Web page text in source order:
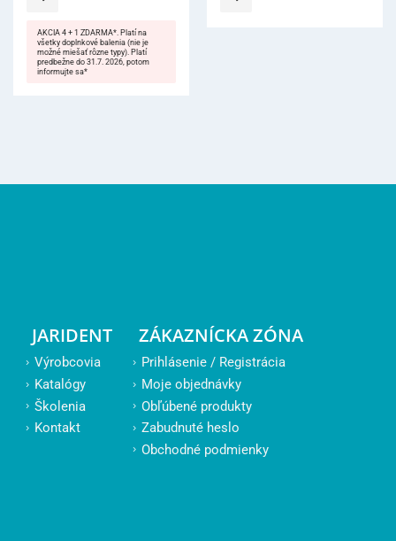
AKCIA 4 + 1 ZDARMA*. Platí na
všetky doplnkové balenia (nie je
možné miešať rôzne typy). Platí
predbežne do 31.7. 2026, potom
informujte sa*
JARIDENT
Výrobcovia
Katalógy
Školenia
Kontakt
ZÁKAZNÍCKA ZÓNA
Prihlásenie / Registrácia
Moje objednávky
Obľúbené produkty
Zabudnuté heslo
Obchodné podmienky